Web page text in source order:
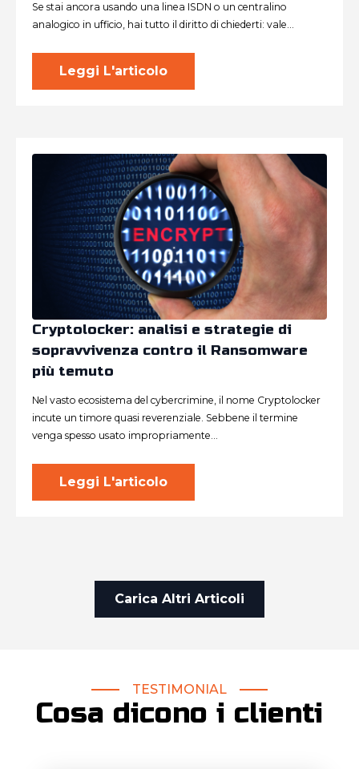
Se stai ancora usando una linea ISDN o un centralino
analogico in ufficio, hai tutto il diritto di chiederti: vale…
Leggi L'articolo
Cryptolocker: analisi e strategie di
sopravvivenza contro il Ransomware
più temuto
Nel vasto ecosistema del cybercrimine, il nome Cryptolocker
incute un timore quasi reverenziale. Sebbene il termine
venga spesso usato impropriamente…
Leggi L'articolo
Carica Altri Articoli
TESTIMONIAL
Cosa dicono i clienti